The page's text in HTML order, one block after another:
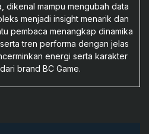
dikenal mampu mengubah data
menjadi insight menarik dan
pembaca menangkap dinamika
tren performa dengan jelas
energi serta karakter
brand BC Game.